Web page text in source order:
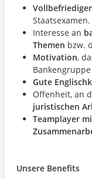
Staatsexamen.
Interesse an
Themen bzw.
Motivation,
Gute
Offenheit, an
juristischen
Teamplayer
Unsere Benefits